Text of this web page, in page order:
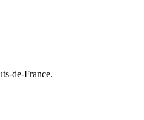
de-France.